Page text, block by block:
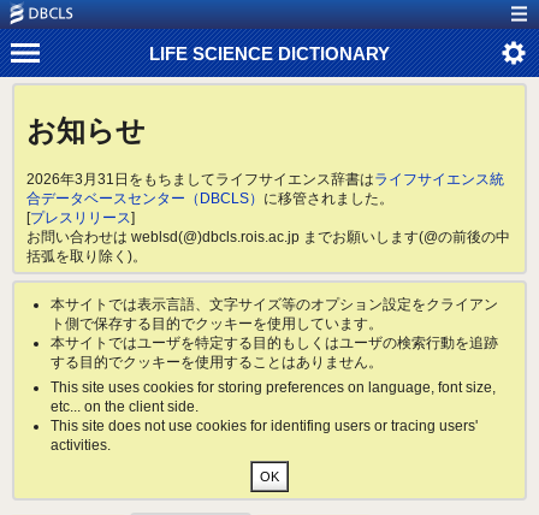
LIFE SCIENCE DICTIONARY
お知らせ
2026年3月31日をもちましてライフサイエンス辞書はライフサイエンス統
合データベースセンター（DBCLS） に移管されました。
[プレスリリース]
お問い合わせは weblsd(@)dbcls.rois.ac.jp までお願いします(@の前後の中
括弧を取り除く)。
本サイトでは表示言語、文字サイズ等のオプション設定をクライアン
ト側で保存する目的でクッキーを使用しています。
本サイトではユーザを特定する目的もしくはユーザの検索行動を追跡
する目的でクッキーを使用することはありません。
This site uses cookies for storing preferences on language, font size,
etc... on the client side.
This site does not use cookies for identifing users or tracing users'
activities.